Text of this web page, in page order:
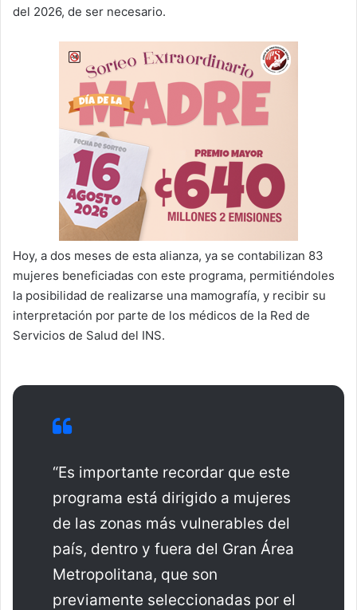
del 2026, de ser necesario.
Hoy, a dos meses de esta alianza, ya se contabilizan 83
mujeres beneficiadas con este programa, permitiéndoles
la posibilidad de realizarse una mamografía, y recibir su
interpretación por parte de los médicos de la Red de
Servicios de Salud del INS.
“Es importante recordar que este
programa está dirigido a mujeres
de las zonas más vulnerables del
país, dentro y fuera del Gran Área
Metropolitana, que son
previamente seleccionadas por el